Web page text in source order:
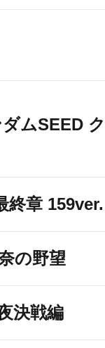
ムSEED ク
終章 159ver.
の野望
決戦編